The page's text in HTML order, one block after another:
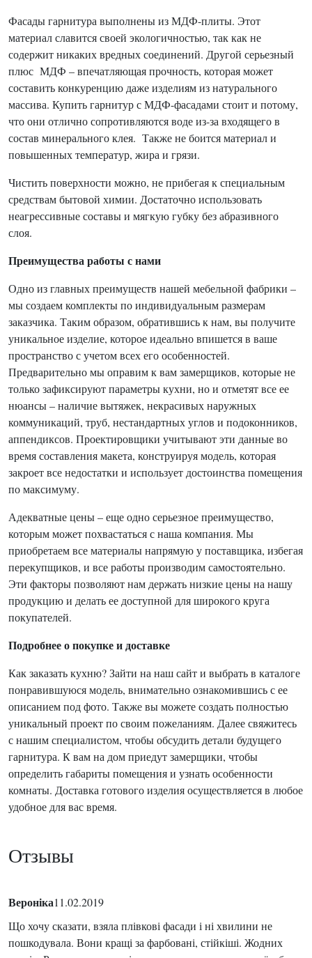
Фасады гарнитура выполнены из МДФ-плиты. Этот
материал славится своей экологичностью, так как не
содержит никаких вредных соединений. Другой серьезный
плюс МДФ – впечатляющая прочность, которая может
составить конкуренцию даже изделиям из натурального
массива. Купить гарнитур с МДФ-фасадами стоит и потому,
что они отлично сопротивляются воде из-за входящего в
состав минерального клея. Также не боится материал и
повышенных температур, жира и грязи.
Чистить поверхности можно, не прибегая к специальным
средствам бытовой химии. Достаточно использовать
неагрессивные составы и мягкую губку без абразивного
слоя.
Преимущества работы с нами
Одно из главных преимуществ нашей мебельной фабрики –
мы создаем комплекты по индивидуальным размерам
заказчика. Таким образом, обратившись к нам, вы получите
уникальное изделие, которое идеально впишется в ваше
пространство с учетом всех его особенностей.
Предварительно мы оправим к вам замерщиков, которые не
только зафиксируют параметры кухни, но и отметят все ее
нюансы – наличие вытяжек, некрасивых наружных
коммуникаций, труб, нестандартных углов и подоконников,
аппендиксов. Проектировщики учитывают эти данные во
время составления макета, конструируя модель, которая
закроет все недостатки и использует достоинства помещения
по максимуму.
Адекватные цены – еще одно серьезное преимущество,
которым может похвастаться с наша компания. Мы
приобретаем все материалы напрямую у поставщика, избегая
перекупщиков, и все работы производим самостоятельно.
Эти факторы позволяют нам держать низкие цены на нашу
продукцию и делать ее доступной для широкого круга
покупателей.
Подробнее о покупке и доставке
Как заказать кухню? Зайти на наш сайт и выбрать в каталоге
понравившуюся модель, внимательно ознакомившись с ее
описанием под фото. Также вы можете создать полностью
уникальный проект по своим пожеланиям. Далее свяжитесь
с нашим специалистом, чтобы обсудить детали будущего
гарнитура. К вам на дом приедут замерщики, чтобы
определить габариты помещения и узнать особенности
комнаты. Доставка готового изделия осуществляется в любое
удобное для вас время.
Отзывы
Вероніка11.02.2019
Що хочу сказати, взяла плівкові фасади і ні хвилини не
пошкодувала. Вони кращі за фарбовані, стійкіші. Жодних